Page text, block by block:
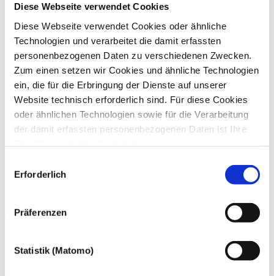
Diese Webseite verwendet Cookies
Diese Webseite verwendet Cookies oder ähnliche
Technologien und verarbeitet die damit erfassten
personenbezogenen Daten zu verschiedenen Zwecken.
Zum einen setzen wir Cookies und ähnliche Technologien
ein, die für die Erbringung der Dienste auf unserer
Website technisch erforderlich sind. Für diese Cookies
oder ähnlichen Technologien sowie für die Verarbeitung
der damit erfassten personenbezogenen Daten ist Ihre
mit Ihrer ausdrücklichen Einwilligung einsetzen und die
Erforderlich
Präferenzen
Statistik (Matomo)
Über die dhpg
An unseren 18 Standorten beraten wir mit über 1.200
Mitarbeiter:innen Familienunternehmen und Mittelständler,
Großunternehmen, Verwaltungen der öffentlichen Hand ebenso wie
gemeinnützige Organisationen und Privatpersonen.
Weitere Informationen
Wenn Sie Fragen zu unseren Angeboten haben, können Sie uns
Zum Kontakt